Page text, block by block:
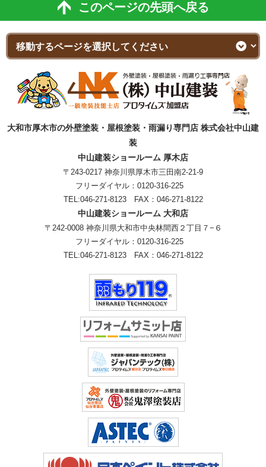
このページの先頭へ戻る
大和市厚木市の外壁塗装・屋根塗装・雨漏り専門店 株式会社中山建
装
中山建装ショールーム 厚木店
〒243-0217 神奈川県厚木市三田南2-21-9
フリーダイヤル： 0120-316-225
TEL:046-271-8123 FAX：046-271-8122
中山建装ショールーム 大和店
〒242-0008 神奈川県大和市中央林間西２丁目７−６
フリーダイヤル： 0120-316-225
TEL:046-271-8123 FAX：046-271-8122